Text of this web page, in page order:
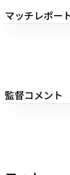
マッチレポー
監督コメント